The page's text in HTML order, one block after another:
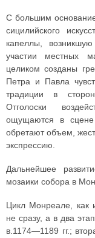
С большим
сицилийского
капеллы,
участии местных
целиком созданы
Петра и Павла
традиции в
Отголоски
ощущаются в
обретают объем,
экспрессию.
Дальнейшее
мозаики собора в
Цикл Монреале, как
не сразу, а в два
в.1174—1189 гг.;